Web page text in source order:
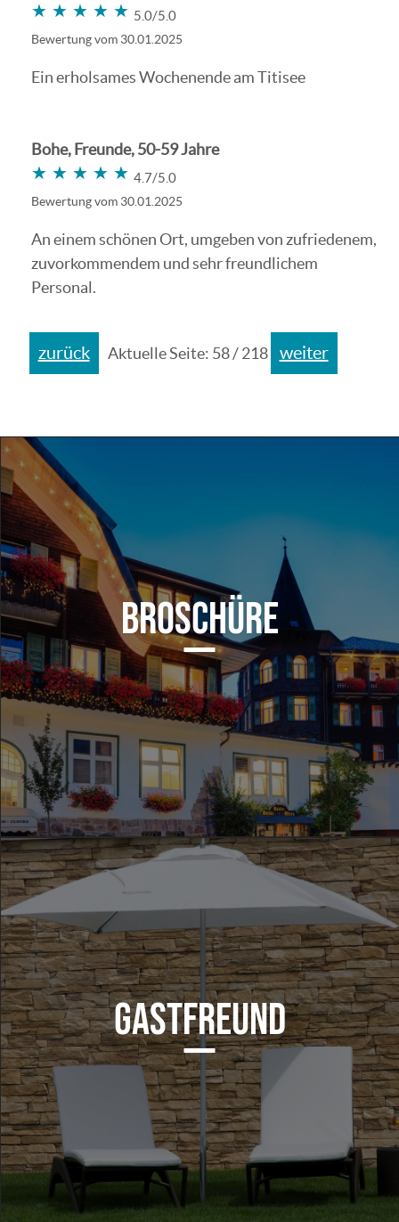
★★★★★
★★★★★ 5.0/5.0
Bewertung vom 30.01.2025
Ein erholsames Wochenende am Titisee
Bohe, Freunde, 50-59 Jahre
★★★★★
★★★★★ 4.7/5.0
Bewertung vom 30.01.2025
An einem schönen Ort, umgeben von zufriedenem,
zuvorkommendem und sehr freundlichem
Personal.
zurück Aktuelle Seite: 58 / 218 weiter
BROSCHÜRE
GASTFREUND